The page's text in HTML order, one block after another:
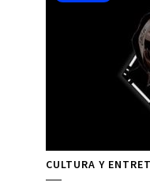
CULTURA Y